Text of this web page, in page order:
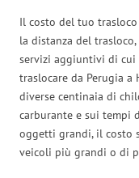
Il costo del tuo
la distanza del
servizi aggiuntivi di cui
traslocare da Perugia
diverse centinaia di
carburante e sui tempi
oggetti grandi, il costo
veicoli più grandi o di